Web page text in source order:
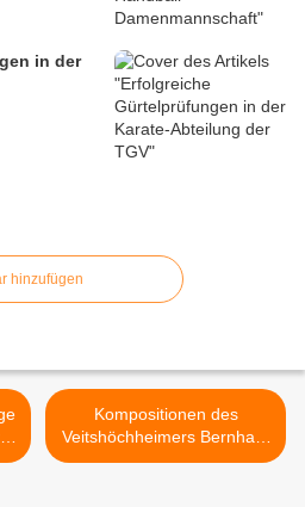
in der
hinzufügen
Kompositionen des
Veitshöchheimers Bernhard
von der Goltz am 21.4. im